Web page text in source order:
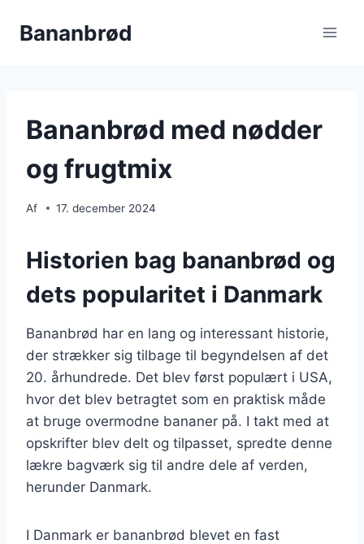
Bananbrød
Bananbrød med nødder
og frugtmix
Af 17. december 2024
Historien bag bananbrød og
dets popularitet i Danmark
Bananbrød har en lang og interessant historie,
der strækker sig tilbage til begyndelsen af det
20. århundrede. Det blev først populært i USA,
hvor det blev betragtet som en praktisk måde
at bruge overmodne bananer på. I takt med at
opskrifter blev delt og tilpasset, spredte denne
lækre bagværk sig til andre dele af verden,
herunder Danmark.
I Danmark er bananbrød blevet en fast